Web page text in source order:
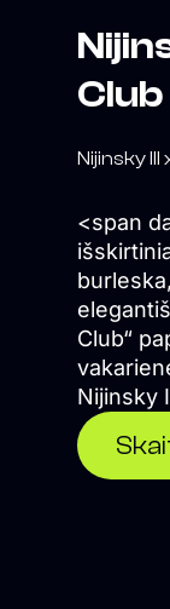
Club
Nijinsky
<span
Club“
Nijinsky